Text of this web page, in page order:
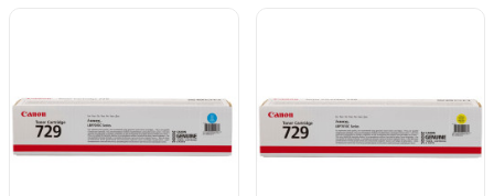
Teknik Özellikler
Ürün Kodu:CRG-729 / 4370B002
Ürün Tipi:Orijinal Toner Kartuşu